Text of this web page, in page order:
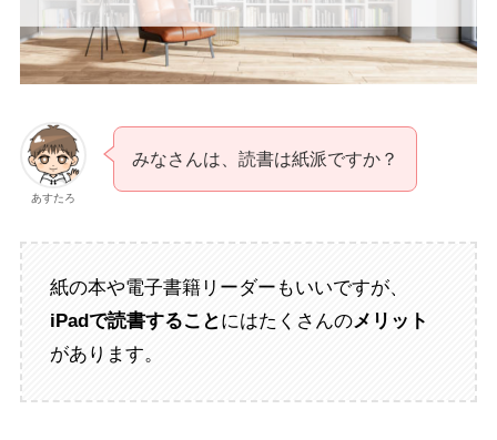
あすたろ
みなさんは、読書は紙派ですか？
紙の本や電子書籍リーダーもいいですが、
iPadで読書することにはたくさんのメリット
があります。